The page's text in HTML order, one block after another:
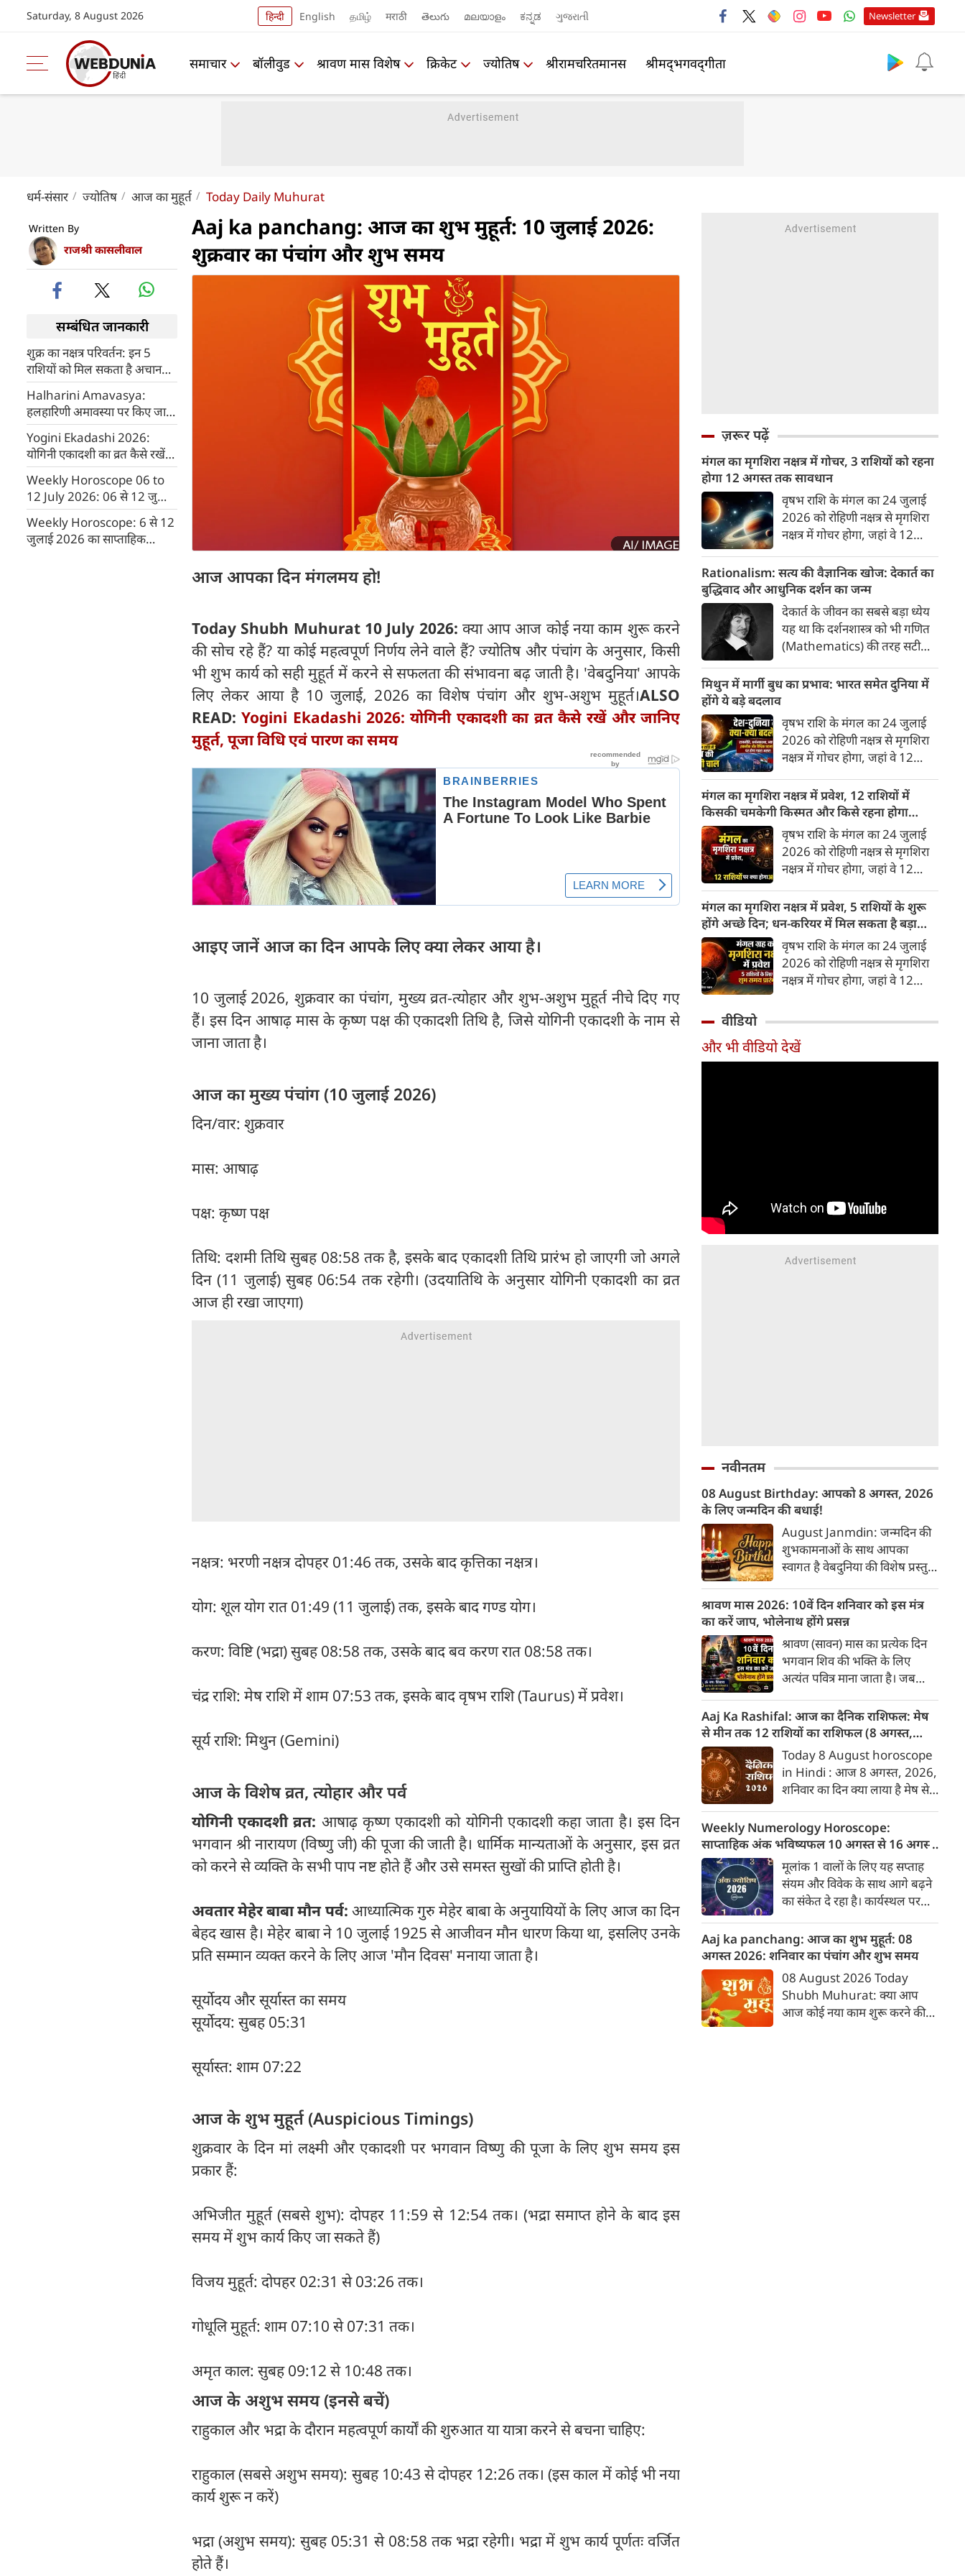
Saturday, 8 August 2026 हिन्दी English தமிழ் मराठी తెలుగు മലയാളം ಕನ್ನಡ ગુજરાતી Newsletter
समाचार बॉलीवुड श्रावण मास विशेष क्रिकेट ज्योतिष श्रीरामचरितमानस श्रीमद्‍भगवद्‍गीता
धर्म-संसार ज्योतिष आज का मुहूर्त Today Daily Muhurat
Written By
राजश्री कासलीवाल
सम्बंधित जानकारी
शुक्र का नक्षत्र परिवर्तन: इन 5
राशियों को मिल सकता है अचानक
धन लाभ और करियर में तरक्की
Halharini Amavasya:
हलहारिणी अमावस्या पर किए जाने
वाले पितृ दोष निवारण के 10 विशेष
उपाय
Yogini Ekadashi 2026:
योगिनी एकादशी का व्रत कैसे रखें
और जानिए मुहूर्त, पूजा विधि एवं
पारण का समय
Weekly Horoscope 06 to
12 July 2026: 06 से 12 जुलाई
तक कैसा रहेगा आपका सप्ताह?
शॉर्ट में पढ़ें साप्ताहिक राशिफल
Weekly Horoscope: 6 से 12
जुलाई 2026 का साप्ताहिक
Aaj ka panchang: आज का शुभ मुहूर्त: 10 जुलाई 2026:
शुक्रवार का पंचांग और शुभ समय
आज आपका दिन मंगलमय हो!
Today Shubh Muhurat 10 July 2026: क्या आप आज कोई नया काम शुरू करने
की सोच रहे हैं? या कोई महत्वपूर्ण निर्णय लेने वाले हैं? ज्योतिष और पंचांग के अनुसार, किसी
भी शुभ कार्य को सही मुहूर्त में करने से सफलता की संभावना बढ़ जाती है। 'वेबदुनिया' आपके
लिए लेकर आया है 10 जुलाई, 2026 का विशेष पंचांग और शुभ-अशुभ मुहूर्त।ALSO
READ:Yogini Ekadashi 2026: योगिनी एकादशी का व्रत कैसे रखें और जानिए
मुहूर्त, पूजा विधि एवं पारण का समय
आइए जानें आज का दिन आपके लिए क्या लेकर आया है।
10 जुलाई 2026, शुक्रवार का पंचांग, मुख्य व्रत-त्योहार और शुभ-अशुभ मुहूर्त नीचे दिए गए
हैं। इस दिन आषाढ़ मास के कृष्ण पक्ष की एकादशी तिथि है, जिसे योगिनी एकादशी के नाम से
जाना जाता है।
आज का मुख्य पंचांग (10 जुलाई 2026)
दिन/वार: शुक्रवार
मास: आषाढ़
पक्ष: कृष्ण पक्ष
तिथि: दशमी तिथि सुबह 08:58 तक है, इसके बाद एकादशी तिथि प्रारंभ हो जाएगी जो अगले
दिन (11 जुलाई) सुबह 06:54 तक रहेगी। (उदयातिथि के अनुसार योगिनी एकादशी का व्रत
आज ही रखा जाएगा)
नक्षत्र: भरणी नक्षत्र दोपहर 01:46 तक, उसके बाद कृत्तिका नक्षत्र।
योग: शूल योग रात 01:49 (11 जुलाई) तक, इसके बाद गण्ड योग।
करण: विष्टि (भद्रा) सुबह 08:58 तक, उसके बाद बव करण रात 08:58 तक।
चंद्र राशि: मेष राशि में शाम 07:53 तक, इसके बाद वृषभ राशि (Taurus) में प्रवेश।
सूर्य राशि: मिथुन (Gemini)
आज के विशेष व्रत, त्योहार और पर्व
योगिनी एकादशी व्रत: आषाढ़ कृष्ण एकादशी को योगिनी एकादशी कहा जाता है। इस दिन
भगवान श्री नारायण (विष्णु जी) की पूजा की जाती है। धार्मिक मान्यताओं के अनुसार, इस व्रत
को करने से व्यक्ति के सभी पाप नष्ट होते हैं और उसे समस्त सुखों की प्राप्ति होती है।
अवतार मेहेर बाबा मौन पर्व: आध्यात्मिक गुरु मेहेर बाबा के अनुयायियों के लिए आज का दिन
बेहद खास है। मेहेर बाबा ने 10 जुलाई 1925 से आजीवन मौन धारण किया था, इसलिए उनके
प्रति सम्मान व्यक्त करने के लिए आज 'मौन दिवस' मनाया जाता है।
सूर्योदय और सूर्यास्त का समय
सूर्योदय: सुबह 05:31
सूर्यास्त: शाम 07:22
आज के शुभ मुहूर्त (Auspicious Timings)
शुक्रवार के दिन मां लक्ष्मी और एकादशी पर भगवान विष्णु की पूजा के लिए शुभ समय इस
प्रकार हैं:
अभिजीत मुहूर्त (सबसे शुभ): दोपहर 11:59 से 12:54 तक। (भद्रा समाप्त होने के बाद इस
समय में शुभ कार्य किए जा सकते हैं)
विजय मुहूर्त: दोपहर 02:31 से 03:26 तक।
गोधूलि मुहूर्त: शाम 07:10 से 07:31 तक।
अमृत काल: सुबह 09:12 से 10:48 तक।
आज के अशुभ समय (इनसे बचें)
राहुकाल और भद्रा के दौरान महत्वपूर्ण कार्यों की शुरुआत या यात्रा करने से बचना चाहिए:
राहुकाल (सबसे अशुभ समय): सुबह 10:43 से दोपहर 12:26 तक। (इस काल में कोई भी नया
कार्य शुरू न करें)
भद्रा (अशुभ समय): सुबह 05:31 से 08:58 तक भद्रा रहेगी। भद्रा में शुभ कार्य पूर्णतः वर्जित
होते हैं।
ज़रूर पढ़ें
मंगल का मृगशिरा नक्षत्र में गोचर, 3 राशियों को रहना
होगा 12 अगस्त तक सावधान
वृषभ राशि के मंगल का 24 जुलाई
2026 को रोहिणी नक्षत्र से मृगशिरा
नक्षत्र में गोचर होगा, जहां वे 12
परिवर्तन के चलते 3 राशि के लोगों
को 12 अगस्त तक रहना होगा
सावधान। चलिए जानते हैं कि किन
राशि 3 राशियों को रहना होगा
सावधान।
Rationalism: सत्य की वैज्ञानिक खोज: देकार्त का
बुद्धिवाद और आधुनिक दर्शन का जन्म
देकार्त के जीवन का सबसे बड़ा ध्येय
यह था कि दर्शनशास्त्र को भी गणित
(Mathematics) की तरह सटीक,
जाए। वे एक ऐसा सार्वभौमिक सत्य
खोजना चाहते थे, जिस पर कोई भी
प्रश्नचिह्न न लगा सके। इसी विचार ने
बुद्धिवाद (Rationalism) की नींव
रखी। आइए, देकार्त के इस अद्भुत
दार्शनिक चिंतन के 4 प्रमुख स्तंभों को
गहराई से समझते हैं।
मिथुन में मार्गी बुध का प्रभाव: भारत समेत दुनिया में
होंगे ये बड़े बदलाव
वृषभ राशि के मंगल का 24 जुलाई
2026 को रोहिणी नक्षत्र से मृगशिरा
नक्षत्र में गोचर होगा, जहां वे 12
में एक बड़ा हलचल भरा मोड़ आ चुका
है- बुध ग्रह अपनी ही प्रिय राशि मिथुन
में सीधे (मार्गी) चलने लगे हैं। अब जब
बुद्धि और संवाद का कारक ग्रह सीधी
चाल चलेगा, तो जाहिर है आपकी
सोच, बातचीत और फैसलों की रफ्तार
भी बदल जाएगी।
मंगल का मृगशिरा नक्षत्र में प्रवेश, 12 राशियों में
किसकी चमकेगी किस्मत और किसे रहना होगा
सावधान?
वृषभ राशि के मंगल का 24 जुलाई
2026 को रोहिणी नक्षत्र से मृगशिरा
नक्षत्र में गोचर होगा, जहां वे 12
परिवर्तन के चलते मेष से लेकर मीन
तक किन राशियों के लिए शुभ और
किनके लिए है अशुभ। ज्योतिष शास्त्र
में मंगल को ऊर्जा, साहस, पराक्रम
और भूमि का कारक माना गया है,
जबकि मृगशिरा नक्षत्र के स्वामी स्वयं
मंगल का यह गोचर अत्यंत
शक्तिशाली और शुभ फलदायी माना
जा रहा है।
मंगल का मृगशिरा नक्षत्र में प्रवेश, 5 राशियों के शुरू
होंगे अच्छे दिन; धन-करियर में मिल सकता है बड़ा
लाभ
वृषभ राशि के मंगल का 24 जुलाई
2026 को रोहिणी नक्षत्र से मृगशिरा
नक्षत्र में गोचर होगा, जहां वे 12
बदलाव देखने को मिलेंगे और उनके
लिए लाभ के योग बनेंगे।
वीडियो
और भी वीडियो देखें
नवीनतम
08 August Birthday: आपको 8 अगस्त, 2026
के लिए जन्मदिन की बधाई!
August Janmdin: जन्मदिन की
शुभकामनाओं के साथ आपका
स्वागत है वेबदुनिया की विशेष प्रस्तुति
पाठकों के व्यक्तित्व और भविष्य के
बारे में जानकारी देगा जिनका उस
दिनांक को जन्मदिन होगा। पेश है
दिनांक 8 को जन्मे व्यक्तियों के बारे
में जानकारी :
श्रावण मास 2026: 10वें दिन शनिवार को इस मंत्र
का करें जाप, भोलेनाथ होंगे प्रसन्न
श्रावण (सावन) मास का प्रत्येक दिन
भगवान शिव की भक्ति के लिए
अत्यंत पवित्र माना जाता है। जब
पड़ता है, तो यह एक अद्भुत और
दुर्लभ संयोग निर्मित करता है।
शनिवार का दिन भगवान शिव के परम
भक्त और न्याय के देवता शनिदेव को
समर्पित होता है। मान्यता है कि जो
भक्त शनिवार के दिन सावन में
भगवान शिव की आराधना करते हैं,
उन पर महादेव के साथ-साथ शनिदेव
की विशेष कृपा भी बरसती है और
शनि दोष (साढ़े साती या ढैय्या) के
प्रभाव शांत होते हैं।
Aaj Ka Rashifal: आज का दैनिक राशिफल: मेष
से मीन तक 12 राशियों का राशिफल (8 अगस्‍त,
2026)
Today 8 August horoscope
in Hindi : आज 8 अगस्‍त, 2026,
शनिवार का दिन क्या लाया है मेष से
डेली होरोस्कोप के अनुसार वेबदुनिया
पर दैनिक राशिफल के बारे में एकदम
सटीक जानकारी...
Weekly Numerology Horoscope:
साप्ताहिक अंक भविष्यफल 10 अगस्त से 16 अगस्त
2026): जानें आपके मूलांक का सटीक राशिफल
मूलांक 1 वालों के लिए यह सप्ताह
संयम और विवेक के साथ आगे बढ़ने
का संकेत दे रहा है। कार्यस्थल पर
स्थिति बन सकती है, इसलिए वाणी
और व्यवहार दोनों में संतुलन बनाए
रखें। क्रोध अथवा आवेश में लिया गया
निर्णय आपके लिए असुविधा का
कारण बन सकता है। किसी भी प्रकार
का निवेश पूरी जानकारी के बाद ही
Aaj ka panchang: आज का शुभ मुहूर्त: 08
अगस्‍त 2026: शनिवार का पंचांग और शुभ समय
08 August 2026 Today
Shubh Muhurat: क्या आप
आज कोई नया काम शुरू करने की